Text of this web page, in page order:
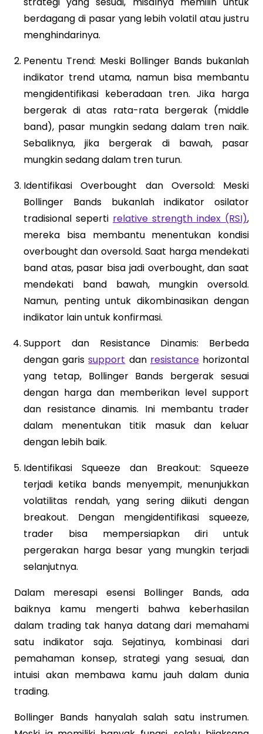
berdagang di pasar yang lebih volatil atau justru
menghindarinya.
Penentu Trend: Meski Bollinger Bands bukanlah
indikator trend utama, namun bisa membantu
mengidentifikasi keberadaan tren. Jika harga
bergerak di atas rata-rata bergerak (middle
band), pasar mungkin sedang dalam tren naik.
Sebaliknya, jika bergerak di bawah, pasar
mungkin sedang dalam tren turun.
Identifikasi Overbought dan Oversold: Meski
Bollinger Bands bukanlah indikator osilator
tradisional seperti relative strength index (RSI),
mereka bisa membantu menentukan kondisi
overbought dan oversold. Saat harga mendekati
band atas, pasar bisa jadi overbought, dan saat
mendekati band bawah, mungkin oversold.
Namun, penting untuk dikombinasikan dengan
indikator lain untuk konfirmasi.
Support dan Resistance Dinamis: Berbeda
dengan garissupport dan resistancehorizontal
yang tetap, Bollinger Bands bergerak sesuai
dengan harga dan memberikan level support
dan resistance dinamis. Ini membantu trader
dalam menentukan titik masuk dan keluar
dengan lebih baik.
Identifikasi Squeeze dan Breakout: Squeeze
terjadi ketika bands menyempit, menunjukkan
volatilitas rendah, yang sering diikuti dengan
breakout. Dengan mengidentifikasi squeeze,
trader bisa mempersiapkan diri untuk
pergerakan harga besar yang mungkin terjadi
selanjutnya.
Dalam meresapi esensi Bollinger Bands, ada
baiknya kamu mengerti bahwa keberhasilan
dalam trading tak hanya datang dari memahami
satu indikator saja. Sejatinya, kombinasi dari
pemahaman konsep, strategi yang sesuai, dan
intuisi akan membawa kamu jauh dalam dunia
trading.
Bollinger Bands hanyalah salah satu instrumen.